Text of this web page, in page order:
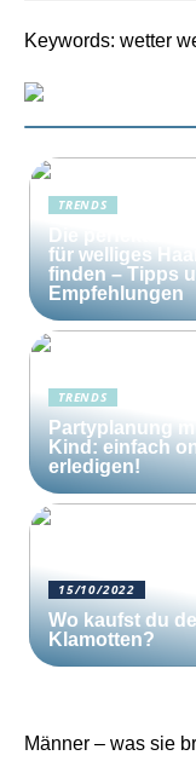
Keywords: wetter
TRENDS
Die perfekte
für welliges Haar
finden – Tipps
Empfehlungen
TRENDS
Partyplanung mit
Kind: einfach
erledigen!
15/10/2022
Wo kaufst du
Klamotten?
Männer – was sie